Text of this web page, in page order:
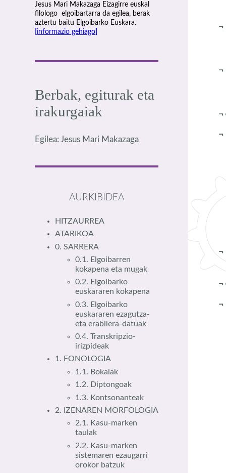
Jesus Mari Makazaga Eizagirre euskal
filologo elgoibartarra da egilea, berak
aztertu baitu Elgoibarko Euskara.
[informazio gehiago]
Berbak, egiturak eta
irakurgaiak
Egilea: Jesus Mari Makazaga
AURKIBIDEA
HITZAURREA
ATARIKOA
0. SARRERA
0.1. Elgoibarren
kokapena eta mugak
0.2. Elgoibarko
euskararen kokapena
0.3. Elgoibarko
euskararen ezagutza-
eta erabilera-datuak
0.4. Transkripzio-
irizpideak
1. FONOLOGIA
1.1. Bokalak
1.2. Diptongoak
1.3. Kontsonanteak
2. IZENAREN MORFOLOGIA
2.1. Kasu-marken
taulak
2.2. Kasu-marken
sistemaren ezaugarri
orokor batzuk
¬
¬
¬
¬